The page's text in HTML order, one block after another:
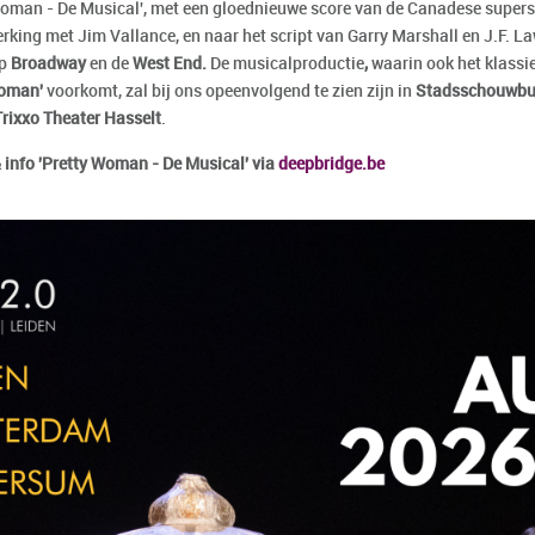
- De Musical', met een gloednieuwe score van de Canadese
met Jim Vallance, en naar het script van Garry Marshall en J.F.
Broadwayen de West End. De musicalproductie, waarin ook het
voorkomt, zal bij ons opeenvolgend te zien zijn in
Theater Hasselt.
info 'Pretty Woman - De Musical' via deepbridge.be